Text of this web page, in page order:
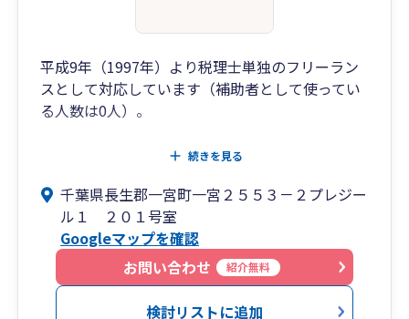
平成9年（1997年）より税理士単独のフリーラン
スとして対応しています（補助者として使ってい
る人数は0人）。
税理士をお捜しで困っている事業者の方、アドバ
基本的に記帳代行を行っておりませんので、ご要
望に添えないことがあると思いますが「どのよう
に記帳・税務会計やそれに纏わる情報ツールに関
わっていったら良いか分からない」とお悩みの方
には面談の上適切なアドバイスいたします。
※小規模事業所でのPC運用やクラウド導入には強
続きを見る
千葉県長生郡一宮町一宮２５５３－２プレジー
ル１ ２０１号室
Googleマップを確認
お問い合わせ
紹介無料
検討リストに追加